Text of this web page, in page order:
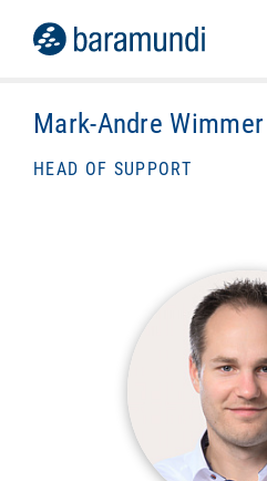
Mark-Andre Wimmer
HEAD OF SUPPORT